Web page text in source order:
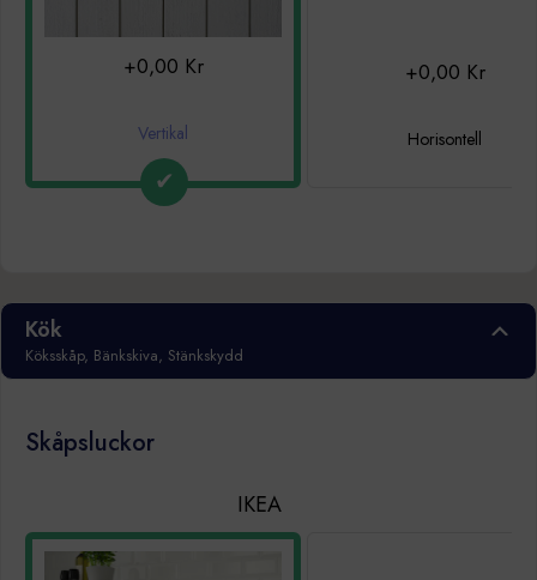
Vertikal
+0,00 Kr
Horisontell
+0,00 Kr
Kök
Köksskåp, Bänkskiva, Stänkskydd
Skåpsluckor
IKEA